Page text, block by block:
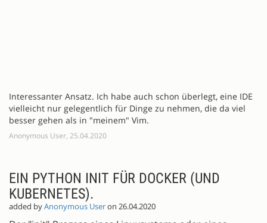
Interessanter Ansatz. Ich habe auch schon überlegt, eine IDE
vielleicht nur gelegentlich für Dinge zu nehmen, die da viel
besser gehen als in "meinem" Vim.
Anonymous User, 25.04.2020
EIN PYTHON INIT FÜR DOCKER (UND
KUBERNETES).
added byAnonymous Useron 26.04.2020